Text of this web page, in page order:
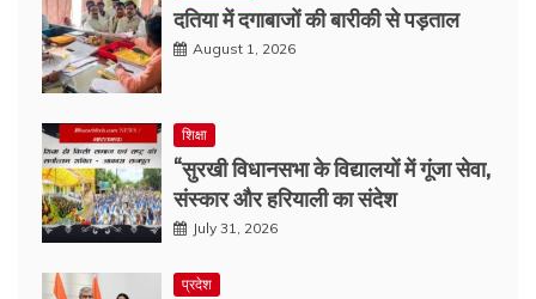
दतिया में दगाबाजों की बारीकी से पड़ताल
August 1, 2026
शिक्षा
“सुरखी विधानसभा के विद्यालयों में गूंजा सेवा,
संस्कार और हरियाली का संदेश
July 31, 2026
प्रदेश